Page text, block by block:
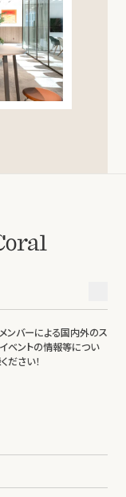
ンバーによる国内外のス
ベントの情報等につい
ださい！